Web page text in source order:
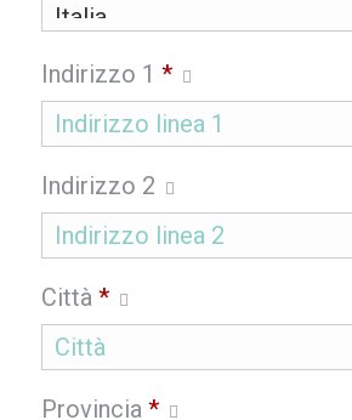
Indirizzo 1*
Indirizzo 2
Città*
Provincia *